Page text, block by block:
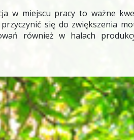
w miejscu pracy to ważne
się do zwiększenia
również w halach